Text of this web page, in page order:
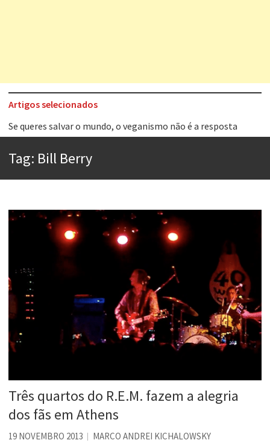
Artigos selecionados
Tem que filmar isso daí
Aprender a fracassar é o segredo do sucesso
Esse tal de Rock Gaúcho
Os causos de Jorge Luis Borges
Voto obrigatório é correto?
Se queres salvar o mundo, o veganismo não é a resposta
Tag: Bill Berry
Três quartos do R.E.M. fazem a alegria
dos fãs em Athens
19 NOVEMBRO 2013 MARCO ANDREI KICHALOWSKY